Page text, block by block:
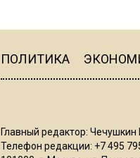
ПОЛИТИКА
Главный редактор: Чечушкин
Телефон редакции: +7 495